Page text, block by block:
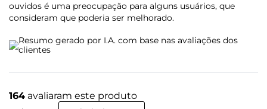
ouvidos é uma preocupação para alguns usuários, que
consideram que poderia ser melhorado.
Resumo gerado por I.A. com base nas avaliações dos
clientes
164 avaliaram este produto